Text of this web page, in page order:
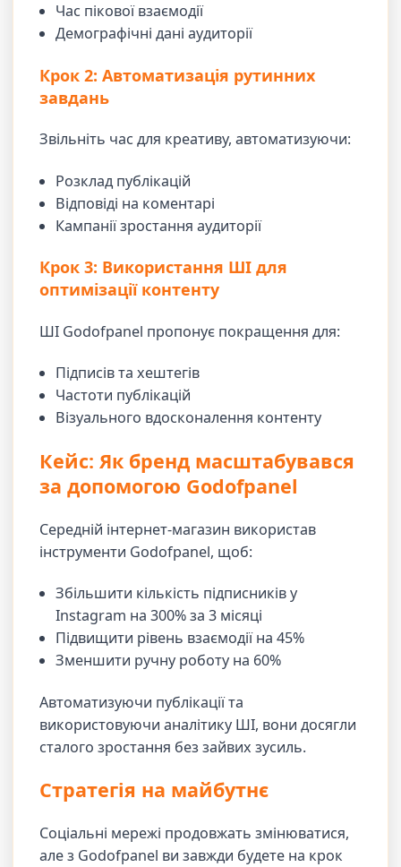
Час пікової взаємодії
Демографічні дані аудиторії
Крок 2: Автоматизація рутинних
завдань
Звільніть час для креативу, автоматизуючи:
Розклад публікацій
Відповіді на коментарі
Кампанії зростання аудиторії
Крок 3: Використання ШІ для
оптимізації контенту
ШІ Godofpanel пропонує покращення для:
Підписів та хештегів
Частоти публікацій
Візуального вдосконалення контенту
Кейс: Як бренд масштабувався
за допомогою Godofpanel
Середній інтернет-магазин використав
інструменти Godofpanel, щоб:
Збільшити кількість підписників у
Instagram на 300% за 3 місяці
Підвищити рівень взаємодії на 45%
Зменшити ручну роботу на 60%
Автоматизуючи публікації та
використовуючи аналітику ШІ, вони досягли
сталого зростання без зайвих зусиль.
Стратегія на майбутнє
Соціальні мережі продовжать змінюватися,
але з Godofpanel ви завжди будете на крок